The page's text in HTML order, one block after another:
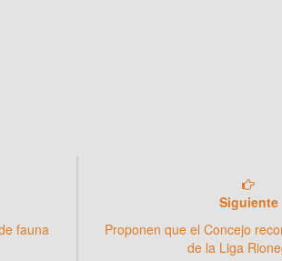
fauna
Siguiente
Proponen que el Concejo
de la Liga